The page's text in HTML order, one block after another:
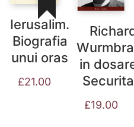
Ierusalim.
Biografia
unui oras
£21.00
in
£19.00